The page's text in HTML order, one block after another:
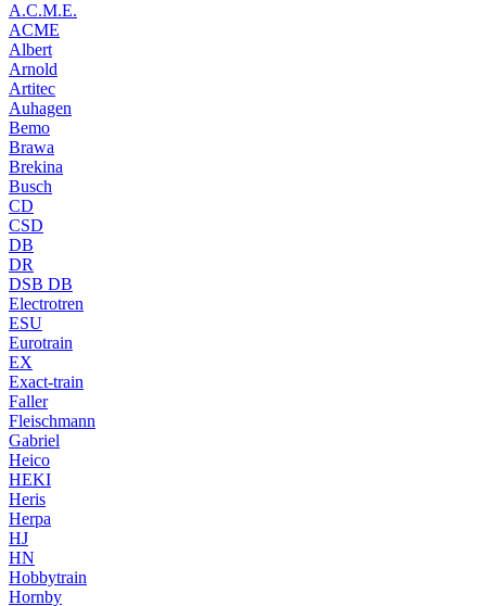
A.C.M.E.
ACME
Albert
Arnold
Artitec
Auhagen
Bemo
Brawa
Brekina
Busch
CD
CSD
DB
DR
DSB DB
Electrotren
ESU
Eurotrain
EX
Exact-train
Faller
Fleischmann
Gabriel
Heico
HEKI
Heris
Herpa
HJ
HN
Hobbytrain
Hornby